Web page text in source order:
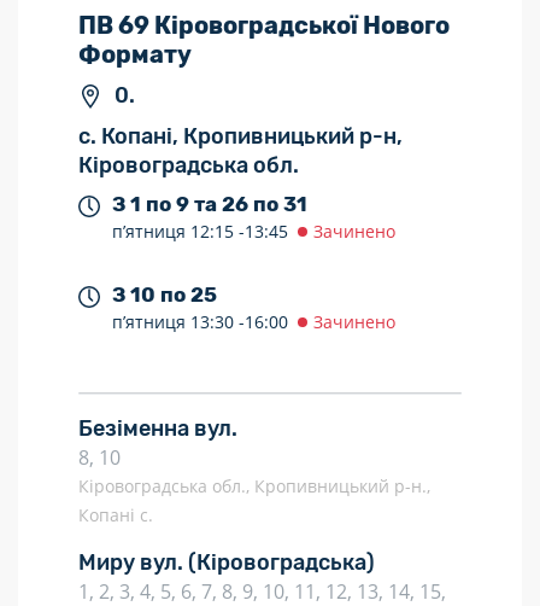
ПВ 69 Кіровоградської Нового
Формату
0.
с. Копані, Кропивницький р-н,
Кіровоградська обл.
З 1 по 9 та 26 по 31
п’ятниця 12:15 -13:45 Зачинено
З 10 по 25
п’ятниця 13:30 -16:00 Зачинено
Безіменна вул.
8, 10
Кіровоградська обл., Кропивницький р-н.,
Копані с.
Миру вул. (Кіровоградська)
1, 2, 3, 4, 5, 6, 7, 8, 9, 10, 11, 12, 13, 14, 15,